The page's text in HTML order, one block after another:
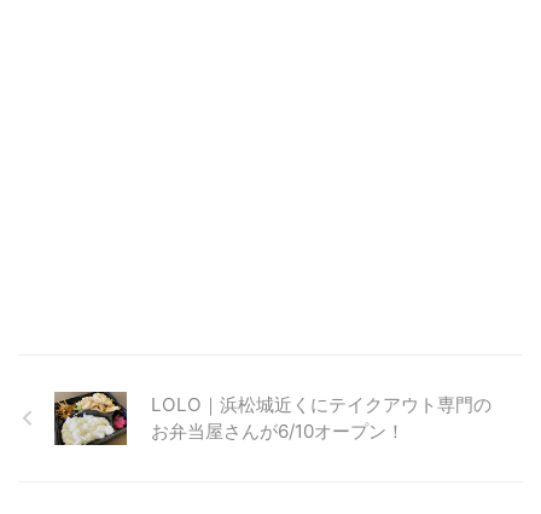
LOLO｜浜松城近くにテイクアウト専門の
お弁当屋さんが6/10オープン！